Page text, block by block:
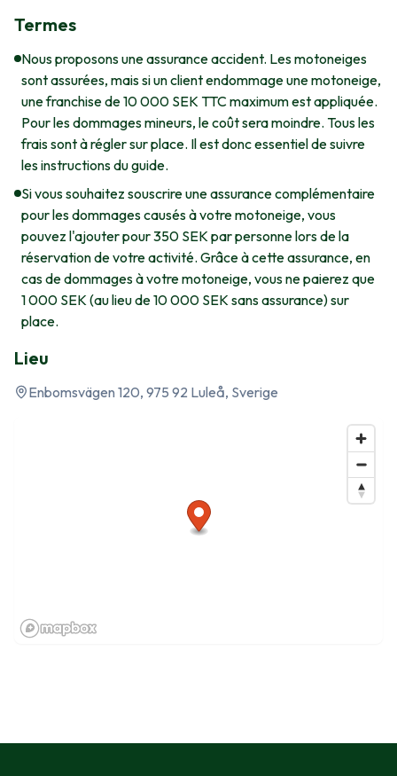
Termes
Nous proposons une assurance accident. Les motoneiges
sont assurées, mais si un client endommage une motoneige,
une franchise de 10 000 SEK TTC maximum est appliquée.
Pour les dommages mineurs, le coût sera moindre. Tous les
frais sont à régler sur place. Il est donc essentiel de suivre
les instructions du guide.
Si vous souhaitez souscrire une assurance complémentaire
pour les dommages causés à votre motoneige, vous
pouvez l'ajouter pour 350 SEK par personne lors de la
réservation de votre activité. Grâce à cette assurance, en
cas de dommages à votre motoneige, vous ne paierez que
1 000 SEK (au lieu de 10 000 SEK sans assurance) sur
place.
Lieu
Enbomsvägen 120, 975 92 Luleå, Sverige